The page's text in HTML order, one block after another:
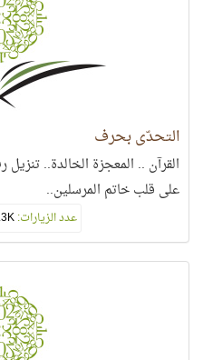
التحدّي بحرف
القرآن .. المعجزة الخالدة..
على قلب خاتم المرسلين..
عدد الزيارات:30.3K